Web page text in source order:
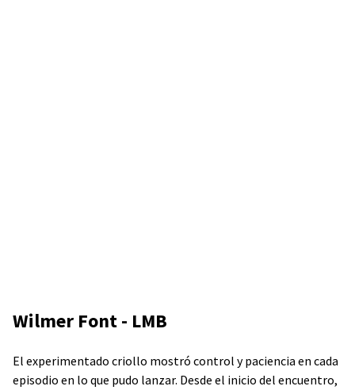
Wilmer Font - LMB
El experimentado criollo mostró control y paciencia en cada
episodio en lo que pudo lanzar. Desde el inicio del encuentro,